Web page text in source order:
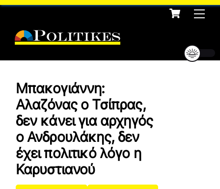
Skip
content
Cart
Μπακογιάννη:
Αλαζόνας ο Τσίπρας,
δεν κάνει για αρχηγός
ο Ανδρουλάκης, δεν
έχει πολιτικό λόγο η
Καρυστιανού